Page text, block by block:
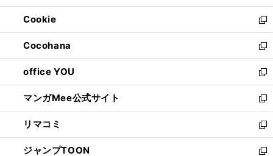
開
く
ウ
で
開
く
ン
ド
ウ
で
開
く
ウ
ィ
ン
ド
ウ
で
開
く
Cookie
新
し
い
ウ
ィ
ン
ド
ウ
で
開
く
Cocohana
新
し
い
ウ
ィ
ン
ド
ウ
で
office YOU
新
し
い
ウ
ィ
ン
ド
マンガMee公式サイト
新
し
い
ウ
ィ
リマコミ
新
し
い
ジャンプTOON
新